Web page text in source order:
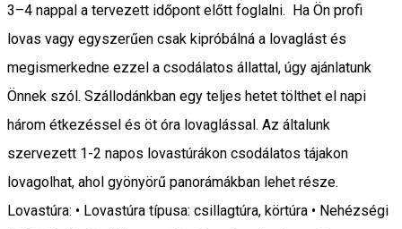
3–4 nappal a tervezett időpont előtt foglalni. Ha Ön profi
lovas vagy egyszerűen csak kipróbálná a lovaglást és
megismerkedne ezzel a csodálatos állattal, úgy ajánlatunk
Önnek szól. Szállodánkban egy teljes hetet tölthet el napi
három étkezéssel és öt óra lovaglással. Az általunk
szervezett 1-2 napos lovastúrákon csodálatos tájakon
lovagolhat, ahol gyönyörű panorámákban lehet része.
Lovastúra: • Lovastúra típusa: csillagtúra, körtúra • Nehézségi